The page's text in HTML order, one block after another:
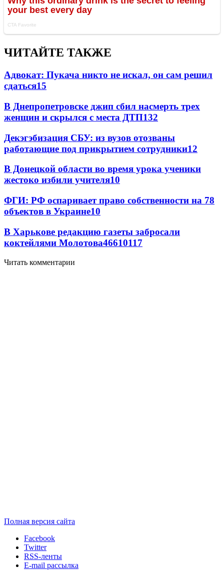
ЧИТАЙТЕ ТАКЖЕ
Адвокат: Пукача никто не искал, он сам решил
сдаться15
В Днепропетровске джип сбил насмерть трех
женщин и скрылся с места ДТП132
Декэгэбизация СБУ: из вузов отозваны
работающие под прикрытием сотрудники12
В Донецкой области во время урока ученики
жестоко избили учителя10
ФГИ: РФ оспаривает право собственности на 78
объектов в Украине10
В Харькове редакцию газеты забросали
коктейлями Молотова46610117
Читать комментарии
Полная версия сайта
Facebook
Twitter
RSS-ленты
E-mail рассылка